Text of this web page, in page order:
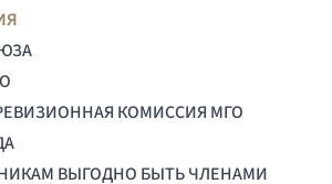
КОМИССИЯ МГО
ВЫГОДНО БЫТЬ ЧЛЕНАМИ